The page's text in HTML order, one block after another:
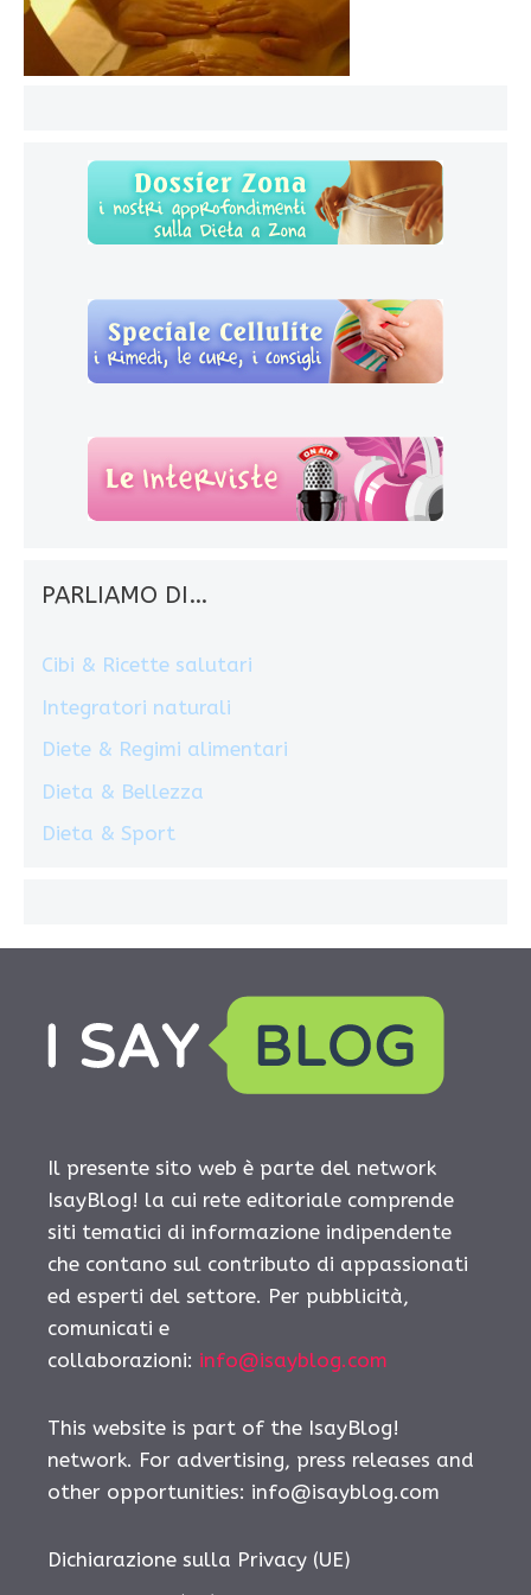
PARLIAMO DI…
Cibi & Ricette salutari
Integratori naturali
Diete & Regimi alimentari
Dieta & Bellezza
Dieta & Sport
Il presente sito web è parte del network
IsayBlog! la cui rete editoriale comprende
siti tematici di informazione indipendente
che contano sul contributo di appassionati
ed esperti del settore. Per pubblicità,
comunicati e
collaborazioni: info@isayblog.com
This website is part of the IsayBlog!
network. For advertising, press releases and
other opportunities: info@isayblog.com
Dichiarazione sulla Privacy (UE)